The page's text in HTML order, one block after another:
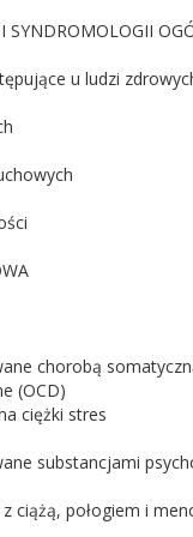
SYNDROMOLOGII
u ludzi
chorobą
(OCD)
ciężki stres
substancjami
ciążą, połogiem i